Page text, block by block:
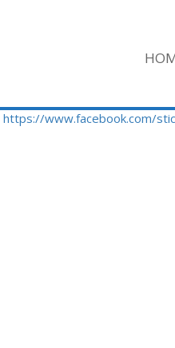
https://www.facebook.com/